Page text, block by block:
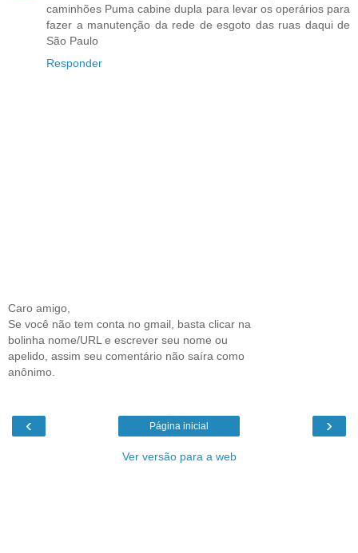
caminhões Puma cabine dupla para levar os operários para
fazer a manutenção da rede de esgoto das ruas daqui de
São Paulo
Responder
Caro amigo,
Se você não tem conta no gmail, basta clicar na
bolinha nome/URL e escrever seu nome ou
apelido, assim seu comentário não saíra como
anônimo.
‹ ›
Página inicial
Ver versão para a web